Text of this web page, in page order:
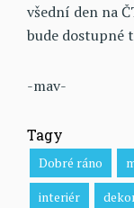
všední den na
bude dostupné
-mav-
Tagy
Dobré ráno
interiér